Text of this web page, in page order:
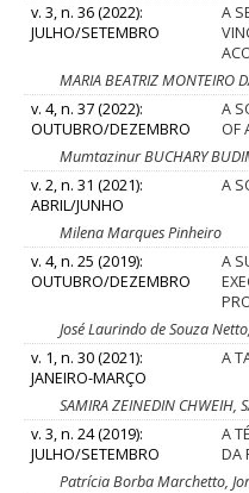
v. 3, n. 36 (2022):
JULHO/SETEMBRO
A
MARIA BEATRIZ MONTEIRO
v. 4, n. 37 (2022):
OUTUBRO/DEZEMBRO
A
OF
Mumtazinur BUCHARY
v. 2, n. 31 (2021):
ABRIL/JUNHO
A
Milena Marques Pinheiro
v. 4, n. 25 (2019):
OUTUBRO/DEZEMBRO
A
José Laurindo de Souza
v. 1, n. 30 (2021):
JANEIRO-MARÇO
A
SAMIRA ZEINEDIN CHWEIH,
v. 3, n. 24 (2019):
JULHO/SETEMBRO
A
DA
Patrícia Borba Marchetto,